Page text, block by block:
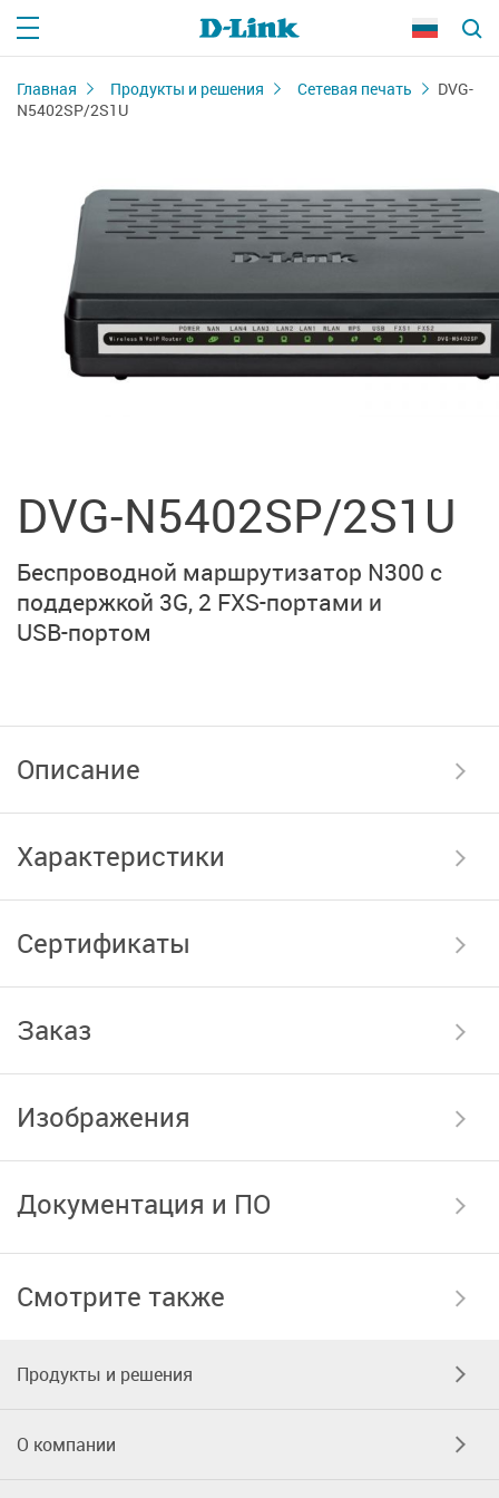
Главная Продукты и решения Сетевая печать
DVG-
N5402SP/2S1U
DVG-N5402SP/2S1U
Беспроводной маршрутизатор N300 с
поддержкой 3G, 2 FXS-портами и
USB-портом
Описание
Характеристики
Сертификаты
Заказ
Изображения
Документация и ПО
Смотрите также
Продукты и решения
О компании